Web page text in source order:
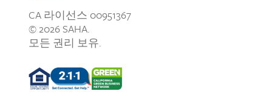
CA 라이선스 00951367
© 2026 SAHA.
모든 권리 보유.